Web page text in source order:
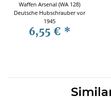
Waffen Arsenal (WA 128)
Deutsche Hubschrauber vor
1945
6,55 € *